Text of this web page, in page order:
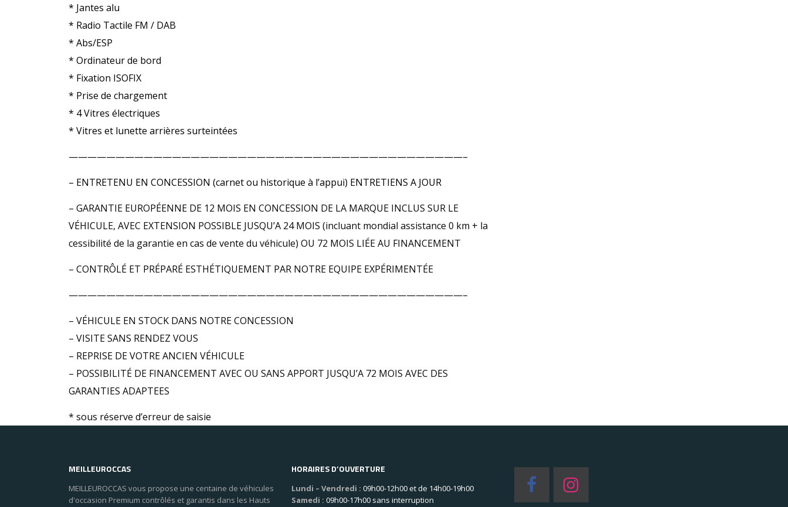
* Jantes alu
* Radio Tactile FM / DAB
* Abs/ESP
* Ordinateur de bord
* Fixation ISOFIX
* Prise de chargement
* 4 Vitres électriques
* Vitres et lunette arrières surteintées
——————————————————————————————————————————–
– ENTRETENU EN CONCESSION (carnet ou historique à l’appui) ENTRETIENS A JOUR
– GARANTIE EUROPÉENNE DE 12 MOIS EN CONCESSION DE LA MARQUE INCLUS SUR LE
VÉHICULE, AVEC EXTENSION POSSIBLE JUSQU’A 24 MOIS (incluant mondial assistance 0 km + la
cessibilité de la garantie en cas de vente du véhicule) OU 72 MOIS LIÉE AU FINANCEMENT
– CONTRÔLÉ ET PRÉPARÉ ESTHÉTIQUEMENT PAR NOTRE EQUIPE EXPÉRIMENTÉE
——————————————————————————————————————————–
– VÉHICULE EN STOCK DANS NOTRE CONCESSION
– VISITE SANS RENDEZ VOUS
– REPRISE DE VOTRE ANCIEN VÉHICULE
– POSSIBILITÉ DE FINANCEMENT AVEC OU SANS APPORT JUSQU’A 72 MOIS AVEC DES
GARANTIES ADAPTEES
* sous réserve d’erreur de saisie
MEILLEUROCCAS
MEILLEUROCCAS vous propose une centaine de véhicules
d'occasion Premium contrôlés et garantis dans les Hauts
HORAIRES D’OUVERTURE
Lundi – Vendredi : 09h00-12h00 et de 14h00-19h00
Samedi : 09h00-17h00 sans interruption